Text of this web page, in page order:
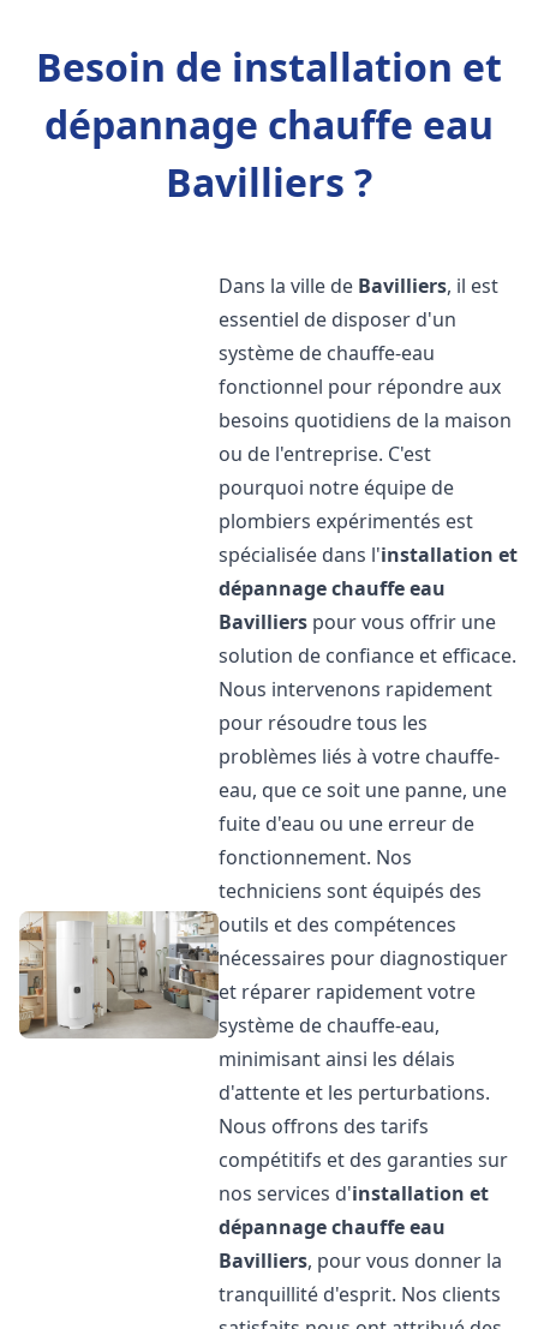
Besoin de installation et
dépannage chauffe eau
Bavilliers ?
Dans la ville de Bavilliers, il est
essentiel de disposer d'un
système de chauffe-eau
fonctionnel pour répondre aux
besoins quotidiens de la maison
ou de l'entreprise. C'est
pourquoi notre équipe de
plombiers expérimentés est
spécialisée dans l'installation et
dépannage chauffe eau
Bavilliers pour vous offrir une
solution de confiance et efficace.
Nous intervenons rapidement
pour résoudre tous les
problèmes liés à votre chauffe-
eau, que ce soit une panne, une
fuite d'eau ou une erreur de
fonctionnement. Nos
techniciens sont équipés des
outils et des compétences
nécessaires pour diagnostiquer
et réparer rapidement votre
système de chauffe-eau,
minimisant ainsi les délais
d'attente et les perturbations.
Nous offrons des tarifs
compétitifs et des garanties sur
nos services d'installation et
dépannage chauffe eau
Bavilliers, pour vous donner la
tranquillité d'esprit. Nos clients